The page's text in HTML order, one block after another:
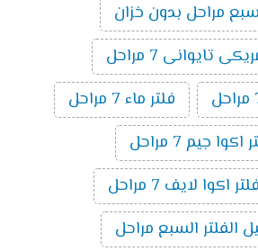
مراحل بدون خزان
تايوانى 7 مراحل
فلتر ماء 7 مراحل
اكوا جيم 7 مراحل
اكوا لايف 7 مراحل
الفلتر السبع مراحل